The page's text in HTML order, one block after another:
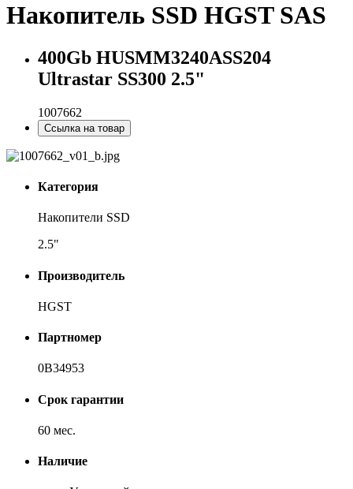
Накопитель SSD HGST SAS
400Gb HUSMM3240ASS204
Ultrastar SS300 2.5"
1007662
Ссылка на товар
Категория
Накопители SSD
2.5"
Производитель
HGST
Партномер
0B34953
Срок гарантии
60 мес.
Наличие